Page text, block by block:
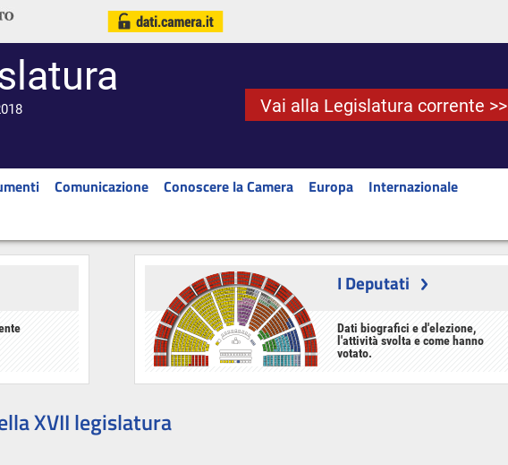
Vai alla Legislatura corrente >>
Comunicazione Conoscere la Camera Europa
Internazionale
I Deputati
Dati biografici e d'elezione,
l'attività svolta e come hanno
votato.
XVII legislatura